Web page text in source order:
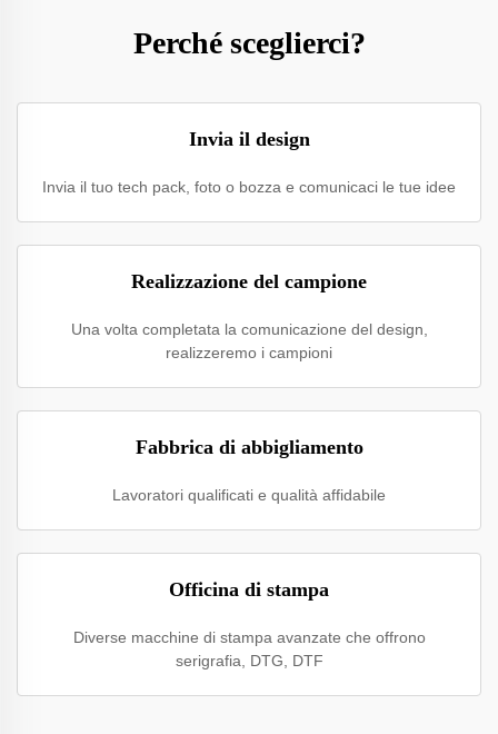
Perché sceglierci?
Invia il design
Invia il tuo tech pack, foto o bozza e comunicaci le tue idee
Realizzazione del campione
Una volta completata la comunicazione del design,
realizzeremo i campioni
Fabbrica di abbigliamento
Lavoratori qualificati e qualità affidabile
Officina di stampa
Diverse macchine di stampa avanzate che offrono
serigrafia, DTG, DTF